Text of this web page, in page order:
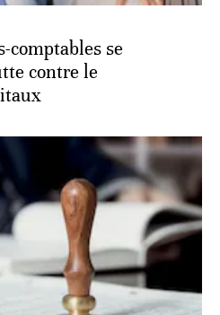
comptables se
contre le